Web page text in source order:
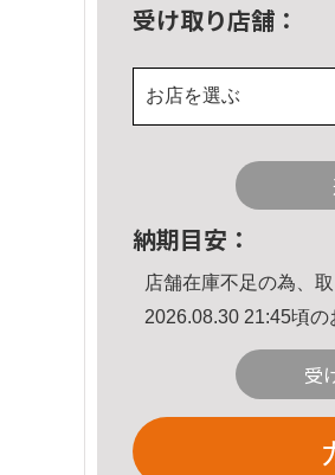
受け取り店舗：
お店を選ぶ
納期目安：
店舗在庫不足の為、
2026.08.30 21:45頃の
受